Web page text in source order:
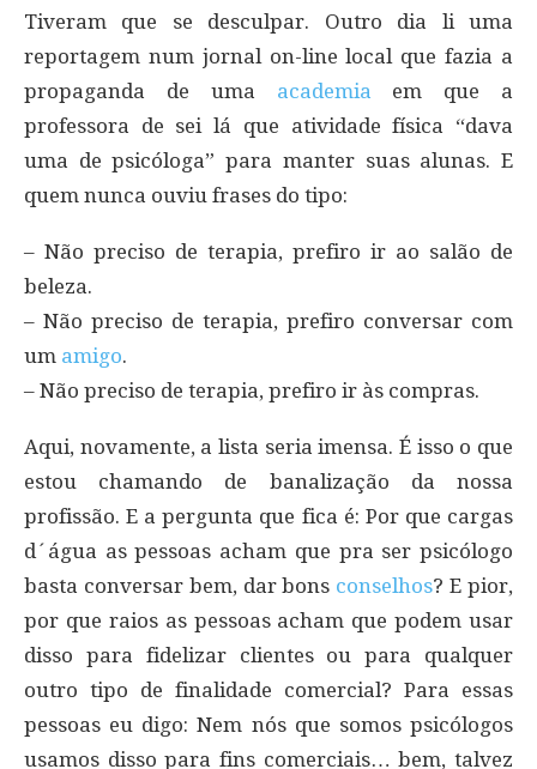
Tiveram que se desculpar. Outro dia li uma
reportagem num jornal on-line local que fazia a
propaganda de uma academia em que a
professora de sei lá que atividade física “dava
uma de psicóloga” para manter suas alunas. E
quem nunca ouviu frases do tipo:
– Não preciso de terapia, prefiro ir ao salão de
beleza.
– Não preciso de terapia, prefiro conversar com
um amigo.
– Não preciso de terapia, prefiro ir às compras.
Aqui, novamente, a lista seria imensa. É isso o que
estou chamando de banalização da nossa
profissão. E a pergunta que fica é: Por que cargas
d´água as pessoas acham que pra ser psicólogo
basta conversar bem, dar bons conselhos? E pior,
por que raios as pessoas acham que podem usar
disso para fidelizar clientes ou para qualquer
outro tipo de finalidade comercial? Para essas
pessoas eu digo: Nem nós que somos psicólogos
usamos disso para fins comerciais… bem, talvez